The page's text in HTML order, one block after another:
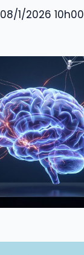
08/1/2026 10h00